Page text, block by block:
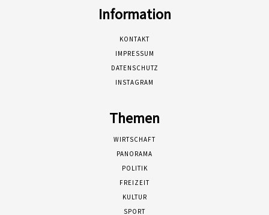
Information
KONTAKT
IMPRESSUM
DATENSCHUTZ
INSTAGRAM
Themen
WIRTSCHAFT
PANORAMA
POLITIK
FREIZEIT
KULTUR
SPORT